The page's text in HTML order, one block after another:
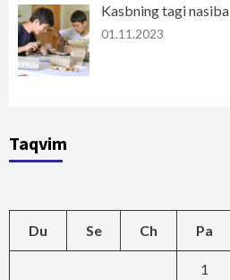
Kasbning tagi nasiba
01.11.2023
Taqvim
Du Se Ch Pa
1